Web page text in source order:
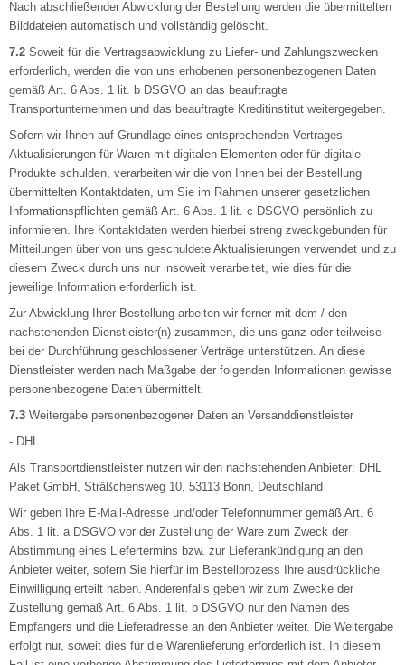
Nach abschließender Abwicklung der Bestellung werden die übermittelten
Bilddateien automatisch und vollständig gelöscht.
7.2 Soweit für die Vertragsabwicklung zu Liefer- und Zahlungszwecken
erforderlich, werden die von uns erhobenen personenbezogenen Daten
gemäß Art. 6 Abs. 1 lit. b DSGVO an das beauftragte
Transportunternehmen und das beauftragte Kreditinstitut weitergegeben.
Sofern wir Ihnen auf Grundlage eines entsprechenden Vertrages
Aktualisierungen für Waren mit digitalen Elementen oder für digitale
Produkte schulden, verarbeiten wir die von Ihnen bei der Bestellung
übermittelten Kontaktdaten, um Sie im Rahmen unserer gesetzlichen
Informationspflichten gemäß Art. 6 Abs. 1 lit. c DSGVO persönlich zu
informieren. Ihre Kontaktdaten werden hierbei streng zweckgebunden für
Mitteilungen über von uns geschuldete Aktualisierungen verwendet und zu
diesem Zweck durch uns nur insoweit verarbeitet, wie dies für die
jeweilige Information erforderlich ist.
Zur Abwicklung Ihrer Bestellung arbeiten wir ferner mit dem / den
nachstehenden Dienstleister(n) zusammen, die uns ganz oder teilweise
bei der Durchführung geschlossener Verträge unterstützen. An diese
Dienstleister werden nach Maßgabe der folgenden Informationen gewisse
personenbezogene Daten übermittelt.
7.3 Weitergabe personenbezogener Daten an Versanddienstleister
- DHL
Als Transportdienstleister nutzen wir den nachstehenden Anbieter: DHL
Paket GmbH, Sträßchensweg 10, 53113 Bonn, Deutschland
Wir geben Ihre E-Mail-Adresse und/oder Telefonnummer gemäß Art. 6
Abs. 1 lit. a DSGVO vor der Zustellung der Ware zum Zweck der
Abstimmung eines Liefertermins bzw. zur Lieferankündigung an den
Anbieter weiter, sofern Sie hierfür im Bestellprozess Ihre ausdrückliche
Einwilligung erteilt haben. Anderenfalls geben wir zum Zwecke der
Zustellung gemäß Art. 6 Abs. 1 lit. b DSGVO nur den Namen des
Empfängers und die Lieferadresse an den Anbieter weiter. Die Weitergabe
erfolgt nur, soweit dies für die Warenlieferung erforderlich ist. In diesem